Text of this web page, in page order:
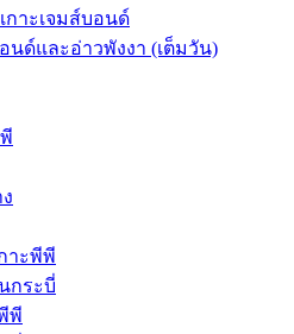
กาะเจมส์บอนด์
นด์และอ่าวพังงา (เต็มวัน)
าะพีพี
กระบี่
พี